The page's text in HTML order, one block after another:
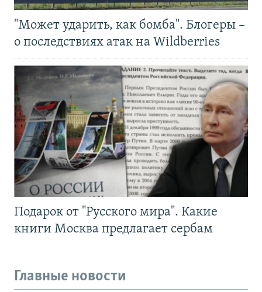
"Может ударить, как бомба". Блогеры –
о последствиях атак на Wildberries
Подарок от "Русского мира". Какие
книги Москва предлагает сербам
Главные новости